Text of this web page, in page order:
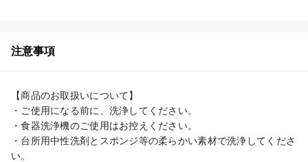
注意事項
【商品のお取扱いについて】
・ご使用になる前に、洗浄してください。
・食器洗浄機のご使用はお控えください。
・台所用中性洗剤とスポンジ等の柔らかい素材で洗浄してくださ
い。